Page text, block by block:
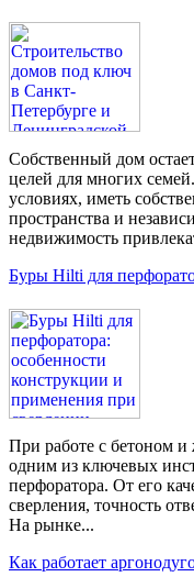
Собственный дом
целей для многих
условиях, иметь
пространства и
недвижимость
Буры Hilti для
При работе с бетоном
одним из ключевых
перфоратора. От его
сверления, точность
На рынке...
Как работает